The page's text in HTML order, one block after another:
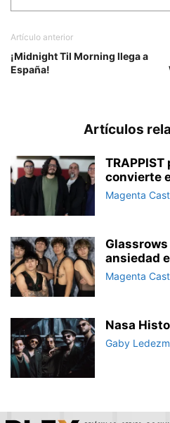
Artículo anterior
¡Midnight Til Morning llega a
España!
Artículos
convierte
Magenta
ansiedad
Magenta
Nasa
Gaby